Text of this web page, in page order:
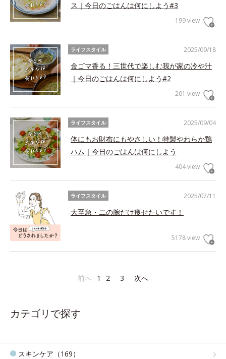
ス｜今日のごはんは何にしよう#3
199 view
2025/09/18
ライフスタイル
金ゴマ香る！三世代で楽しむ我が家の冷や汁
｜今日のごはんは何にしよう#2
201 view
2025/09/04
ライフスタイル
体にもお財布にもやさしい！特製やわらか鶏
ハム｜今日のごはんは何にしよう
404 view
2025/07/11
ライフスタイル
大至急・二の腕だけ痩せたいです！
5178 view
前へ 1 2 3 次へ
カテゴリで探す
スキンケア（169）